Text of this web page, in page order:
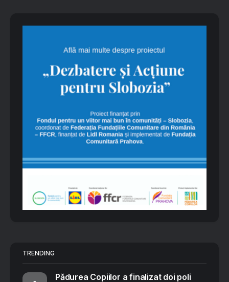
TRENDING
Pădurea Copiilor a finalizat doi poli